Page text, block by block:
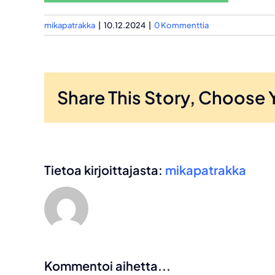
mikapatrakka 10.12.2024 0 Kommenttia
Share This Story, Choose
Tietoa kirjoittajasta: mikapatrakka
Kommentoi aihetta...